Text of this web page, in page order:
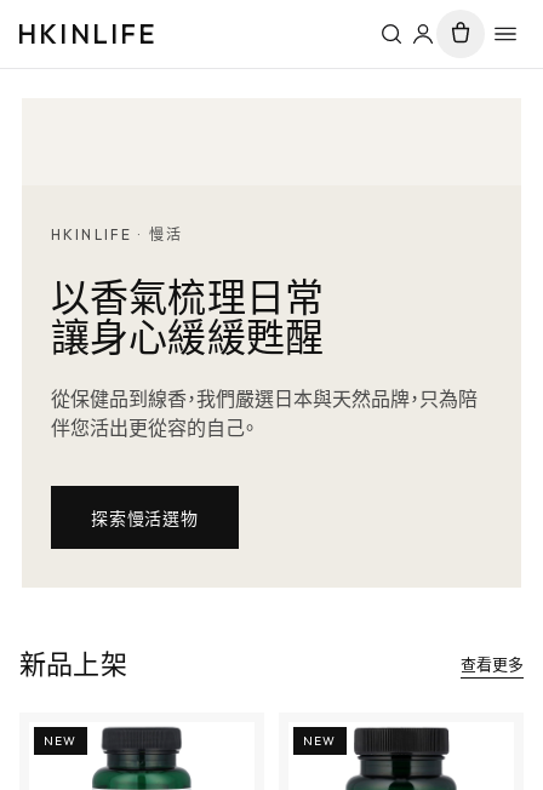
HKINLIFE
HKINLIFE · 慢活
以香氣梳理日常
讓身心緩緩甦醒
從保健品到線香，我們嚴選日本與天然品牌，只為陪
伴您活出更從容的自己。
探索慢活選物
新品上架 查看更多
NEW NEW